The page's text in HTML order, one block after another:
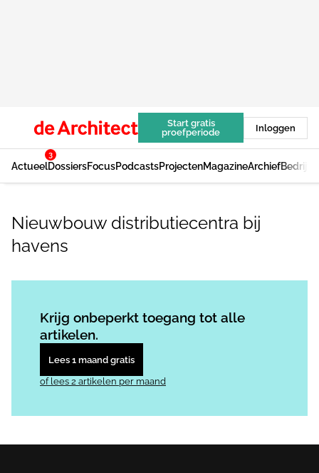
Start gratis
proefperiode
Inloggen
Actueel
3
DossiersFocusPodcastsProjectenMagazineArchief
Nieuwbouw distributiecentra bij
havens
Krijg onbeperkt toegang tot alle
artikelen.
Lees 1 maand gratis
of lees 2 artikelen per maand